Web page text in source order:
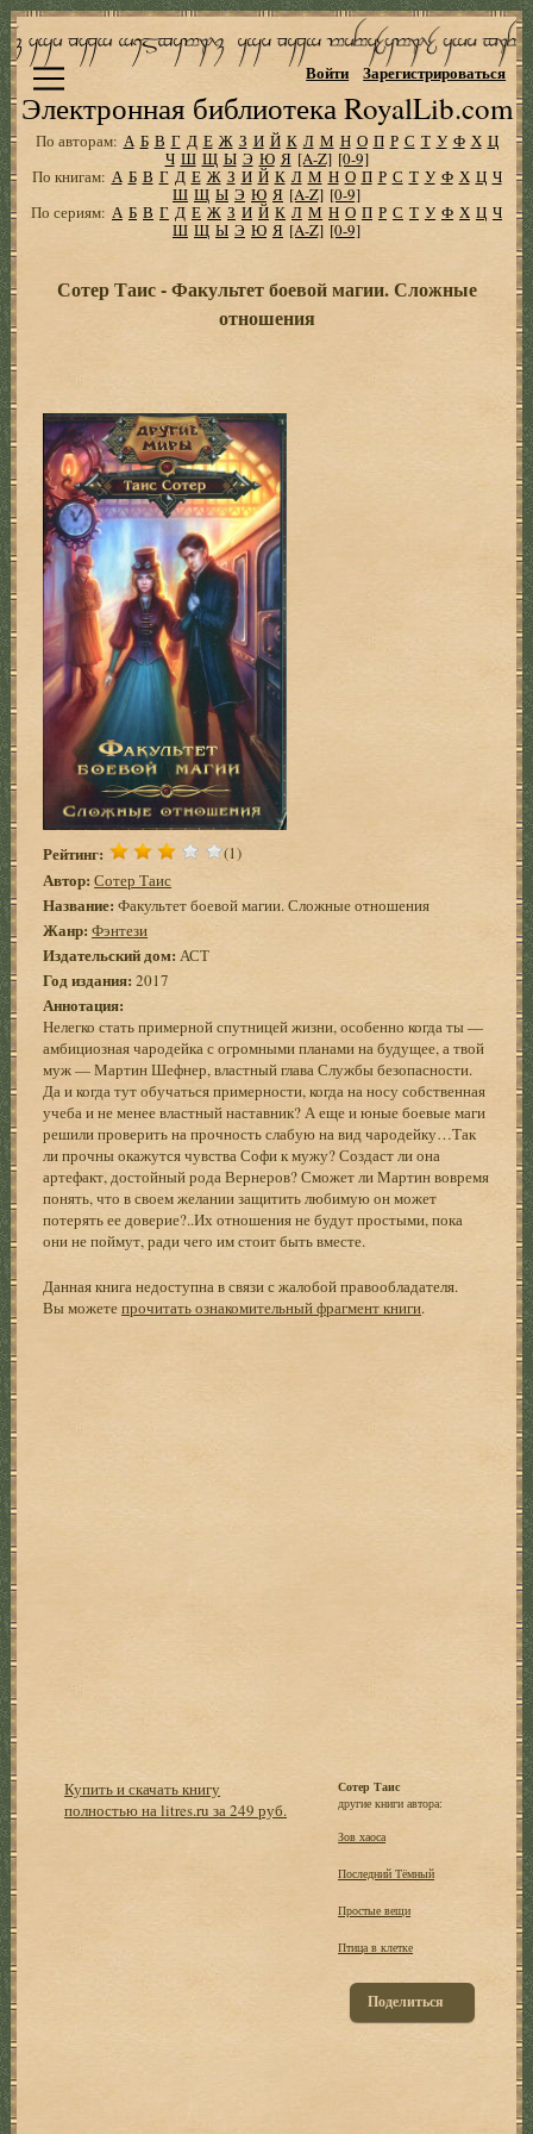
Электронная библиотека RoyalLib.com
Войти Зарегистрироваться
По авторам: А Б В Г Д Е Ж З И Й К Л М Н О П Р С Т У Ф Х Ц
Ч Ш Щ Ы Э Ю Я [A-Z] [0-9]
По книгам: А Б В Г Д Е Ж З И Й К Л М Н О П Р С Т У Ф Х Ц Ч
Ш Щ Ы Э Ю Я [A-Z] [0-9]
По сериям: А Б В Г Д Е Ж З И Й К Л М Н О П Р С Т У Ф Х Ц Ч
Ш Щ Ы Э Ю Я [A-Z] [0-9]
Сотер Таис - Факультет боевой магии. Сложные
отношения
Рейтинг: (1)
Автор: Сотер Таис
Название: Факультет боевой магии. Сложные отношения
Жанр: Фэнтези
Издательский дом: АСТ
Год издания: 2017
Аннотация:
Нелегко стать примерной спутницей жизни, особенно когда ты —
амбициозная чародейка с огромными планами на будущее, а твой
муж — Мартин Шефнер, властный глава Службы безопасности.
Да и когда тут обучаться примерности, когда на носу собственная
учеба и не менее властный наставник? А еще и юные боевые маги
решили проверить на прочность слабую на вид чародейку…Так
ли прочны окажутся чувства Софи к мужу? Создаст ли она
артефакт, достойный рода Вернеров? Сможет ли Мартин вовремя
понять, что в своем желании защитить любимую он может
потерять ее доверие?..Их отношения не будут простыми, пока
они не поймут, ради чего им стоит быть вместе.
Данная книга недоступна в связи с жалобой правообладателя.
Вы можетепрочитать ознакомительный фрагмент книги.
Купить и скачать книгу
полностью на litres.ru за 249 руб.
Сотер Таис
другие книги автора:
Зов хаоса
Последний Тёмный
Простые вещи
Птица в клетке
Поделиться